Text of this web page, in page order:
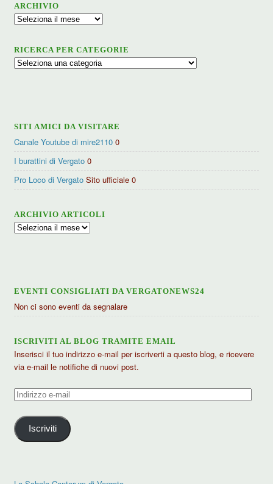
ARCHIVIO
Archivio
RICERCA PER CATEGORIE
Ricerca
SITI AMICI DA VISITARE
Canale Youtube di mire2110 0
I burattini di Vergato 0
Pro Loco di Vergato Sito ufficiale 0
ARCHIVIO ARTICOLI
Archivio
EVENTI CONSIGLIATI DA VERGATONEWS24
Non ci sono eventi da segnalare
ISCRIVITI AL BLOG TRAMITE EMAIL
Inserisci il tuo indirizzo e-mail per iscriverti a questo blog, e ricevere
via e-mail le notifiche di nuovi post.
Indirizzo
mail
Iscriviti